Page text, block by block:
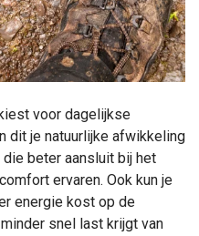
voor dagelijkse
dit je natuurlijke afwikkeling
beter aansluit bij het
ervaren. Ook kun je
energie kost op de
snel last krijgt van